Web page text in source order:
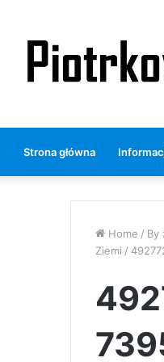
Strona główna
Home / By
Ziemi /